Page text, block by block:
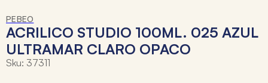
PEBEO
ACRILICO STUDIO 100ML. 025 AZUL
ULTRAMAR CLARO OPACO
Sku: 37311